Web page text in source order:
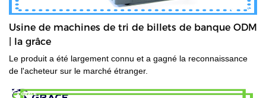
Usine de machines de tri de billets de banque ODM
| la grâce
Le produit a été largement connu et a gagné la reconnaissance
de l'acheteur sur le marché étranger.